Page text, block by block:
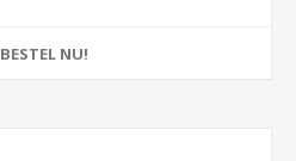
BESTEL NU!